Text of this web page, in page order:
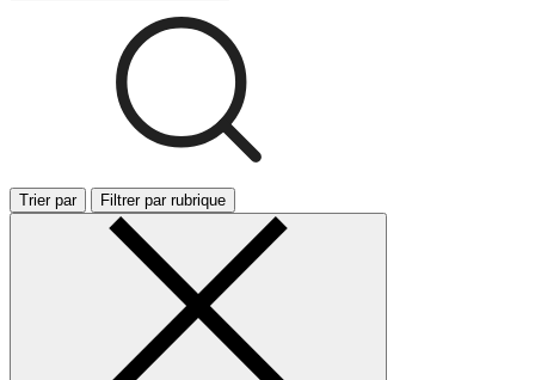
Trier par Filtrer par rubrique